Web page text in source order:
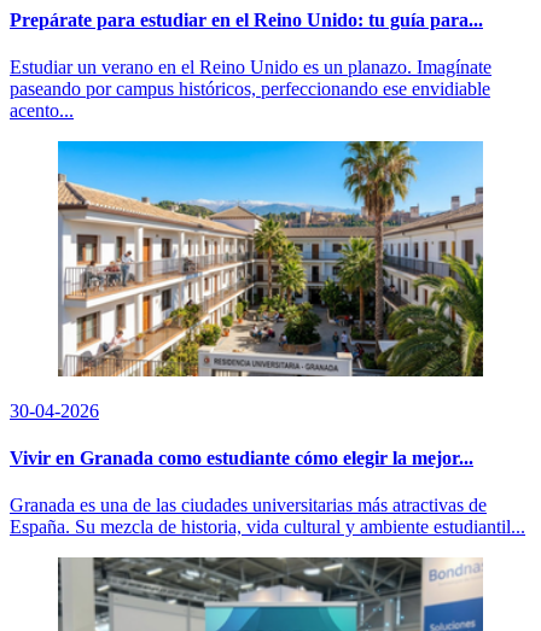
Prepárate para estudiar en el Reino Unido: tu guía para...
Estudiar un verano en el Reino Unido es un planazo. Imagínate
paseando por campus históricos, perfeccionando ese envidiable
acento...
30-04-2026
Vivir en Granada como estudiante cómo elegir la mejor...
Granada es una de las ciudades universitarias más atractivas de
España. Su mezcla de historia, vida cultural y ambiente estudiantil...